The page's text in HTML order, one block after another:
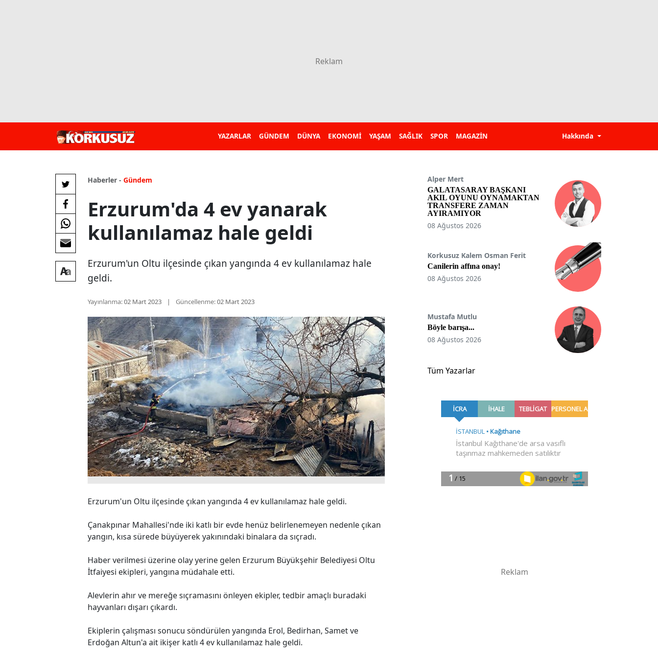
YAZARLAR GÜNDEM DÜNYA EKONOMİ YAŞAM SAĞLIK SPOR MAGAZİN Hakkında
Haberler - Gündem
Erzurum'da 4 ev yanarak
kullanılamaz hale geldi
Erzurum'un Oltu ilçesinde çıkan yangında 4 ev kullanılamaz hale
geldi.
Yayınlanma:02 Mart 2023 Güncellenme:02 Mart 2023
Erzurum'un Oltu ilçesinde çıkan yangında 4 ev kullanılamaz hale geldi.
Çanakpınar Mahallesi'nde iki katlı bir evde henüz belirlenemeyen nedenle çıkan
yangın, kısa sürede büyüyerek yakınındaki binalara da sıçradı.
Haber verilmesi üzerine olay yerine gelen Erzurum Büyükşehir Belediyesi Oltu
İtfaiyesi ekipleri, yangına müdahale etti.
Alevlerin ahır ve mereğe sıçramasını önleyen ekipler, tedbir amaçlı buradaki
hayvanları dışarı çıkardı.
Ekiplerin çalışması sonucu söndürülen yangında Erol, Bedirhan, Samet ve
Erdoğan Altun'a ait ikişer katlı 4 ev kullanılamaz hale geldi.
Alper Mert
GALATASARAY BAŞKANI
AKIL OYUNU OYNAMAKTAN
TRANSFERE ZAMAN
AYIRAMIYOR
08 Ağustos 2026
Korkusuz Kalem Osman Ferit
Canilerin affına onay!
08 Ağustos 2026
Mustafa Mutlu
Böyle barışa...
08 Ağustos 2026
Tüm Yazarlar